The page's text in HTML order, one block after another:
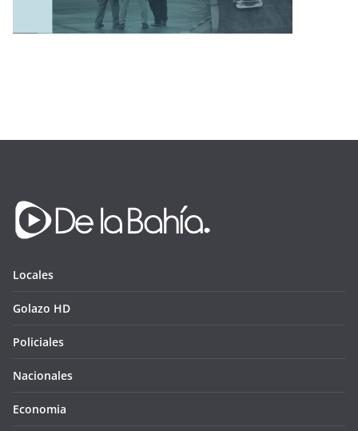
Locales
Golazo HD
Policiales
Nacionales
Economia